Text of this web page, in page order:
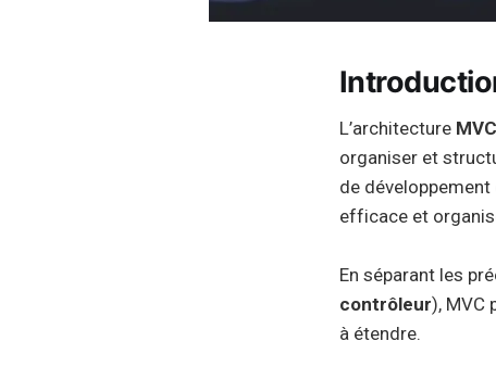
L’architecture
organiser et
de
efficace et
En séparant les
contrôleur), MVC
à étendre.